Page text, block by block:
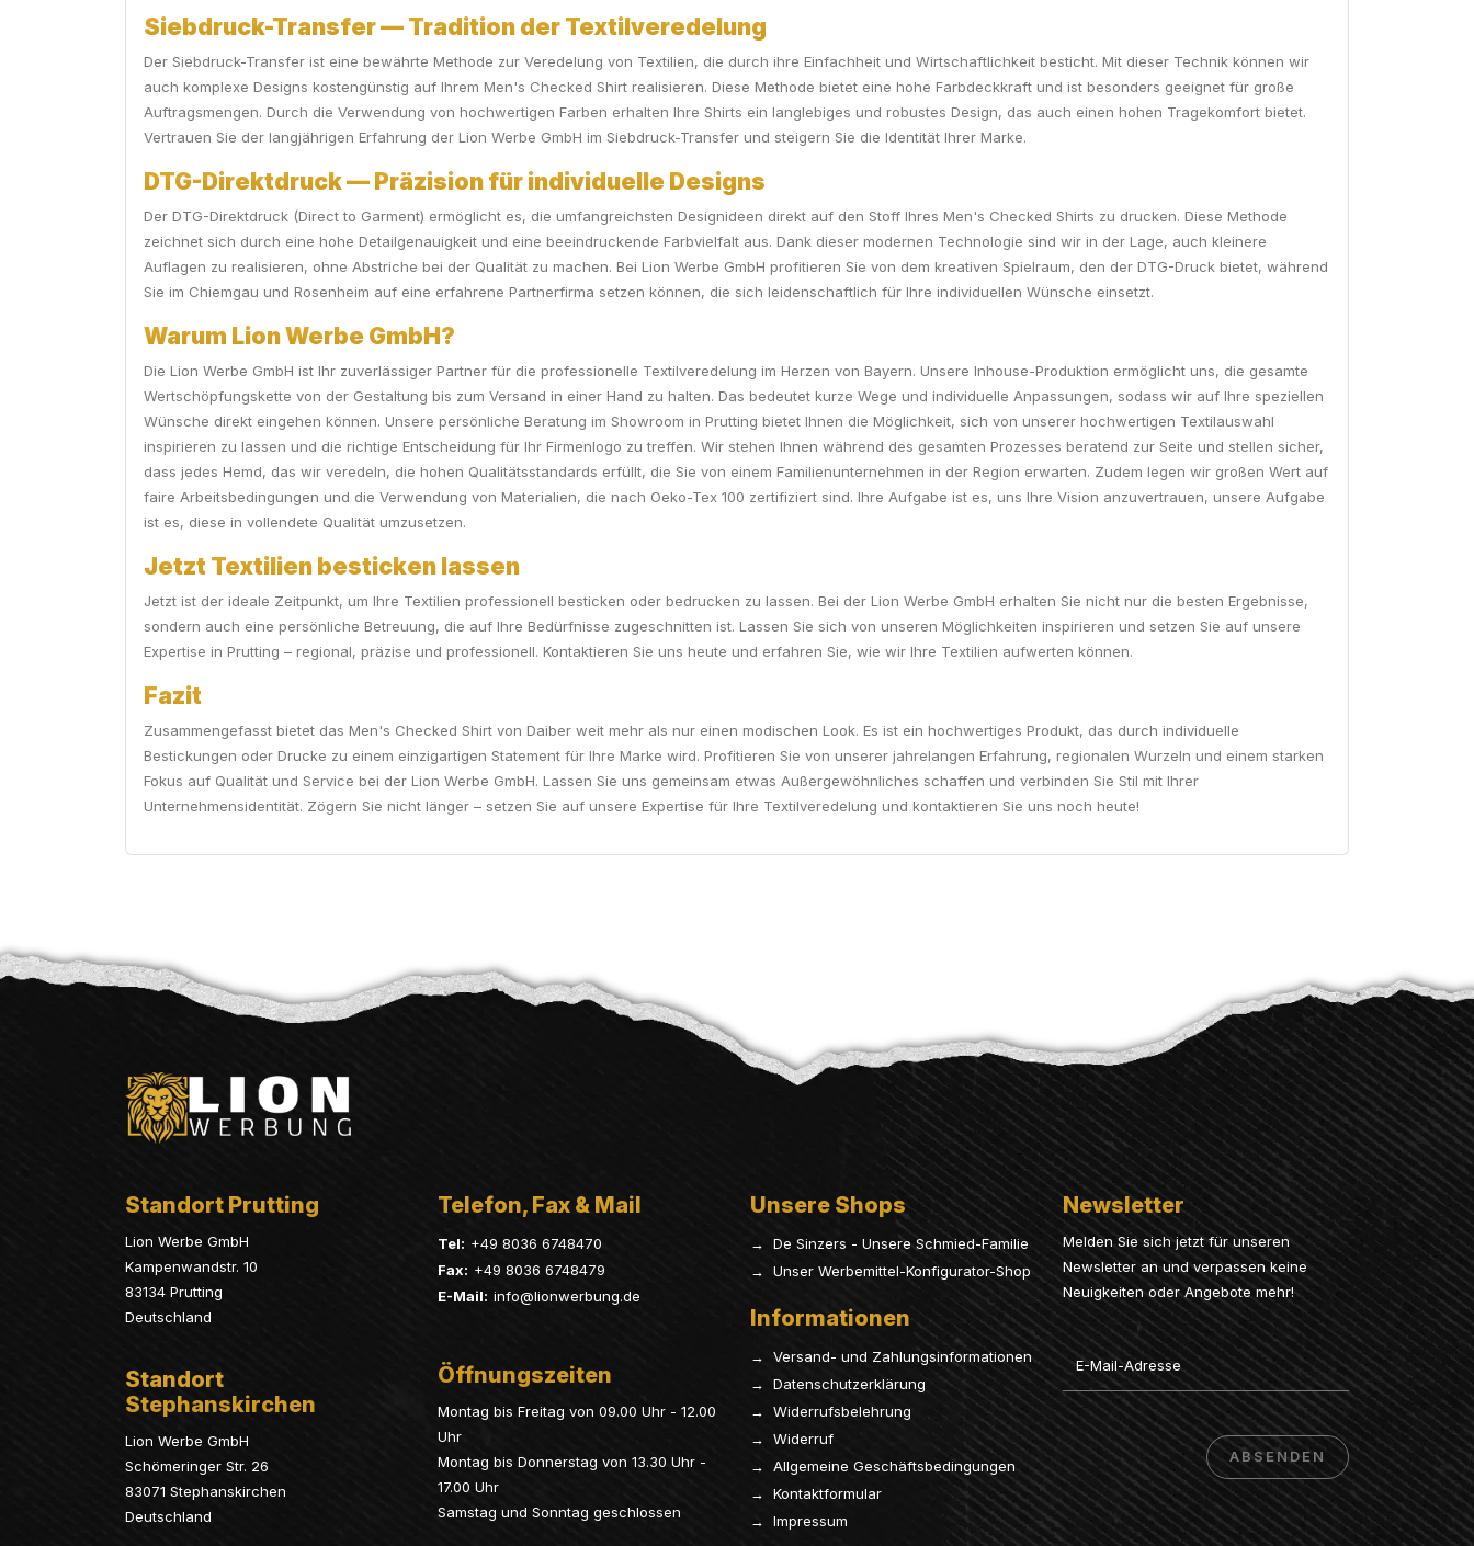
Siebdruck-Transfer — Tradition der Textilveredelung
Der Siebdruck-Transfer ist eine bewährte Methode zur Veredelung von Textilien, die durch ihre Einfachheit und Wirtschaftlichkeit besticht. Mit dieser Technik können wir
auch komplexe Designs kostengünstig auf Ihrem Men's Checked Shirt realisieren. Diese Methode bietet eine hohe Farbdeckkraft und ist besonders geeignet für große
Auftragsmengen. Durch die Verwendung von hochwertigen Farben erhalten Ihre Shirts ein langlebiges und robustes Design, das auch einen hohen Tragekomfort bietet.
Vertrauen Sie der langjährigen Erfahrung der Lion Werbe GmbH im Siebdruck-Transfer und steigern Sie die Identität Ihrer Marke.
DTG-Direktdruck — Präzision für individuelle Designs
Der DTG-Direktdruck (Direct to Garment) ermöglicht es, die umfangreichsten Designideen direkt auf den Stoff Ihres Men's Checked Shirts zu drucken. Diese Methode
zeichnet sich durch eine hohe Detailgenauigkeit und eine beeindruckende Farbvielfalt aus. Dank dieser modernen Technologie sind wir in der Lage, auch kleinere
Auflagen zu realisieren, ohne Abstriche bei der Qualität zu machen. Bei Lion Werbe GmbH profitieren Sie von dem kreativen Spielraum, den der DTG-Druck bietet, während
Sie im Chiemgau und Rosenheim auf eine erfahrene Partnerfirma setzen können, die sich leidenschaftlich für Ihre individuellen Wünsche einsetzt.
Warum Lion Werbe GmbH?
Die Lion Werbe GmbH ist Ihr zuverlässiger Partner für die professionelle Textilveredelung im Herzen von Bayern. Unsere Inhouse-Produktion ermöglicht uns, die gesamte
Wertschöpfungskette von der Gestaltung bis zum Versand in einer Hand zu halten. Das bedeutet kurze Wege und individuelle Anpassungen, sodass wir auf Ihre speziellen
Wünsche direkt eingehen können. Unsere persönliche Beratung im Showroom in Prutting bietet Ihnen die Möglichkeit, sich von unserer hochwertigen Textilauswahl
inspirieren zu lassen und die richtige Entscheidung für Ihr Firmenlogo zu treffen. Wir stehen Ihnen während des gesamten Prozesses beratend zur Seite und stellen sicher,
dass jedes Hemd, das wir veredeln, die hohen Qualitätsstandards erfüllt, die Sie von einem Familienunternehmen in der Region erwarten. Zudem legen wir großen Wert auf
faire Arbeitsbedingungen und die Verwendung von Materialien, die nach Oeko-Tex 100 zertifiziert sind. Ihre Aufgabe ist es, uns Ihre Vision anzuvertrauen, unsere Aufgabe
ist es, diese in vollendete Qualität umzusetzen.
Jetzt Textilien besticken lassen
Jetzt ist der ideale Zeitpunkt, um Ihre Textilien professionell besticken oder bedrucken zu lassen. Bei der Lion Werbe GmbH erhalten Sie nicht nur die besten Ergebnisse,
sondern auch eine persönliche Betreuung, die auf Ihre Bedürfnisse zugeschnitten ist. Lassen Sie sich von unseren Möglichkeiten inspirieren und setzen Sie auf unsere
Expertise in Prutting – regional, präzise und professionell. Kontaktieren Sie uns heute und erfahren Sie, wie wir Ihre Textilien aufwerten können.
Fazit
Zusammengefasst bietet das Men's Checked Shirt von Daiber weit mehr als nur einen modischen Look. Es ist ein hochwertiges Produkt, das durch individuelle
Bestickungen oder Drucke zu einem einzigartigen Statement für Ihre Marke wird. Profitieren Sie von unserer jahrelangen Erfahrung, regionalen Wurzeln und einem starken
Fokus auf Qualität und Service bei der Lion Werbe GmbH. Lassen Sie uns gemeinsam etwas Außergewöhnliches schaffen und verbinden Sie Stil mit Ihrer
Unternehmensidentität. Zögern Sie nicht länger – setzen Sie auf unsere Expertise für Ihre Textilveredelung und kontaktieren Sie uns noch heute!
Standort Prutting
Lion Werbe GmbH
Kampenwandstr. 10
83134 Prutting
Deutschland
Standort
Stephanskirchen
Lion Werbe GmbH
Schömeringer Str. 26
83071 Stephanskirchen
Deutschland
Telefon, Fax & Mail
Tel: +49 8036 6748470
Fax: +49 8036 6748479
E-Mail: info@lionwerbung.de
Öffnungszeiten
Montag bis Freitag von 09.00 Uhr - 12.00
Uhr
Montag bis Donnerstag von 13.30 Uhr -
17.00 Uhr
Samstag und Sonntag geschlossen
Unsere Shops
→ De Sinzers - Unsere Schmied-Familie
→ Unser Werbemittel-Konfigurator-Shop
Informationen
→ Versand- und Zahlungsinformationen
→ Datenschutzerklärung
→ Widerrufsbelehrung
→ Widerruf
→ Allgemeine Geschäftsbedingungen
→ Kontaktformular
→ Impressum
Newsletter
Melden Sie sich jetzt für unseren
Newsletter an und verpassen keine
Neuigkeiten oder Angebote mehr!
Email
ABSENDEN